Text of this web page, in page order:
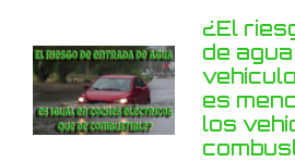
¿El
de
es
los